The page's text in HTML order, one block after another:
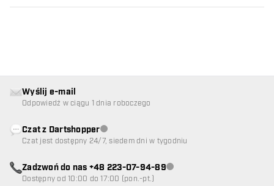
Wyślij e-mail
Odpowiedź w ciągu 1 dnia roboczego
Czat z DartshopperObsługa klienta niedostępna
Czat jest dostępny 24/7, siedem dni w tygodniu
Zadzwoń do nas +48 223-07-94-89Obsługa klienta niedostępna
Dostępny od 10:00 do 17:00 (pon.-pt.)